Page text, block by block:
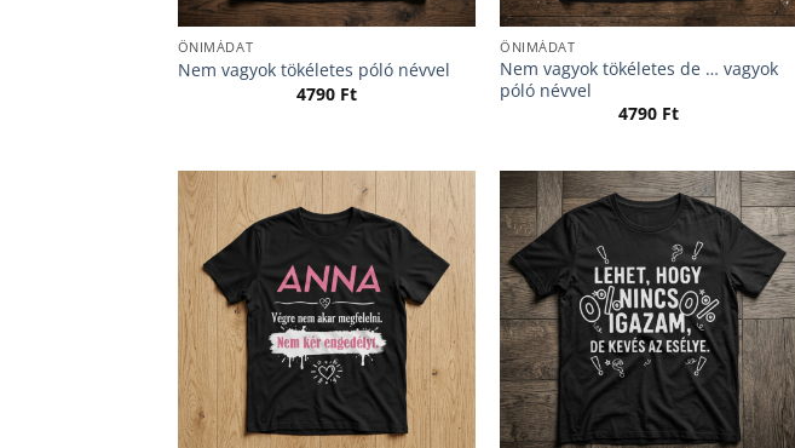
ÖNIMÁDAT
Nem vagyok tökéletes póló névvel
4790 Ft
ÖNIMÁDAT
Nem vagyok tökéletes de … vagyok
póló névvel
4790 Ft